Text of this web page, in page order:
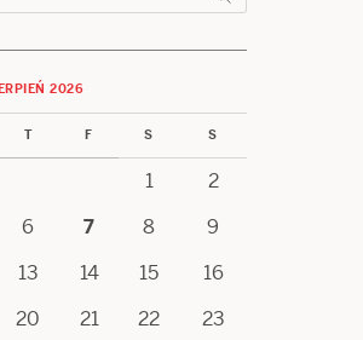
2026
T F S S
1
2
6 7 8
9
13 14 15
16
20 21 22
23